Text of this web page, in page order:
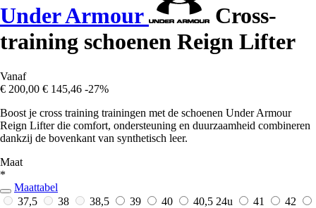
Under Armour
Cross-
training schoenen Reign Lifter
Vanaf
€ 200,00 € 145,46 -27%
Boost je cross training trainingen met de schoenen Under Armour
Reign Lifter die comfort, ondersteuning en duurzaamheid combineren
dankzij de bovenkant van synthetisch leer.
Maat
*
Maattabel
37,5
38 38,5 39 40 40,5 24u 41
42